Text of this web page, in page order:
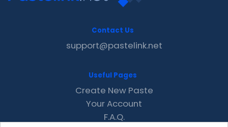
Contact Us
support@pastelink.net
Useful Pages
Create New Paste
Your Account
F.A.Q.